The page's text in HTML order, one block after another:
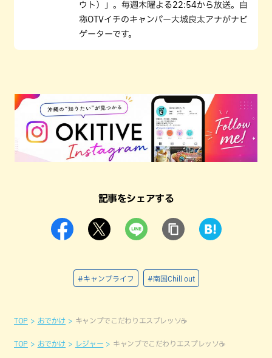
ウト）」。毎週木曜よる22:54から放送。自
称OTVイチのキャンパー大城良太アナがナビ
ゲーターです。
記事をシェアする
#キャンプライフ #南国Chill out
TOP おでかけ キャンプでこだわりエスプレッソ☕
TOP おでかけ レジャー キャンプでこだわりエスプレッソ☕